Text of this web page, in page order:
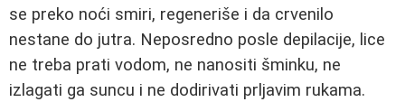
se preko noći smiri, regeneriše i da crvenilo
nestane do jutra. Neposredno posle depilacije, lice
ne treba prati vodom, ne nanositi šminku, ne
izlagati ga suncu i ne dodirivati prljavim rukama.